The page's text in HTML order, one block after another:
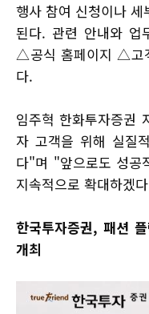
행사 참여 신청이나
된다. 관련 안내와 업
△공식 홈페이지 △고
다.
임주혁 한화투자증권
자 고객을 위해 실질
다"며 "앞으로도 성공
지속적으로 확대하겠
한국투자증권, 패션
개최